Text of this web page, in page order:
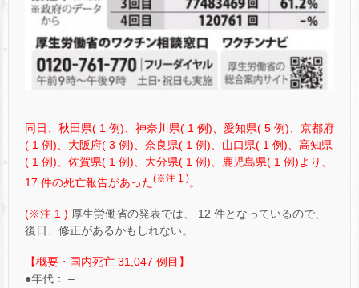
同日、秋田県( 1 例)、神奈川県( 1 例)、愛知県( 5 例)、京都府
( 1 例)、大阪府( 3 例)、奈良県( 1 例)、山口県( 1 例)、高知県
( 1 例)、佐賀県( 1 例)、大分県( 1 例)、鹿児島県( 1 例)より、
17 件の死亡報告があった(※注 1 )。
(※注 1 ) 厚生労働省の発表では、 12 件となっているので、
後日、修正があるかもしれない。
【概要・国内死亡 31,047 例目】
●年代： –